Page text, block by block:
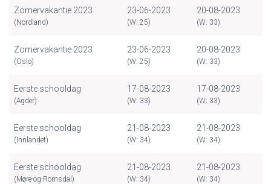
Zomervakantie 2023
(Nordland)
23-06-2023
(W: 25)
20-08-2023
(W: 33)
Zomervakantie 2023
(Oslo)
23-06-2023
(W: 25)
20-08-2023
(W: 33)
Eerste schooldag
(Agder)
17-08-2023
(W: 33)
17-08-2023
(W: 33)
Eerste schooldag
(Innlandet)
21-08-2023
(W: 34)
21-08-2023
(W: 34)
Eerste schooldag
(Møre-og-Romsdal)
21-08-2023
(W: 34)
21-08-2023
(W: 34)